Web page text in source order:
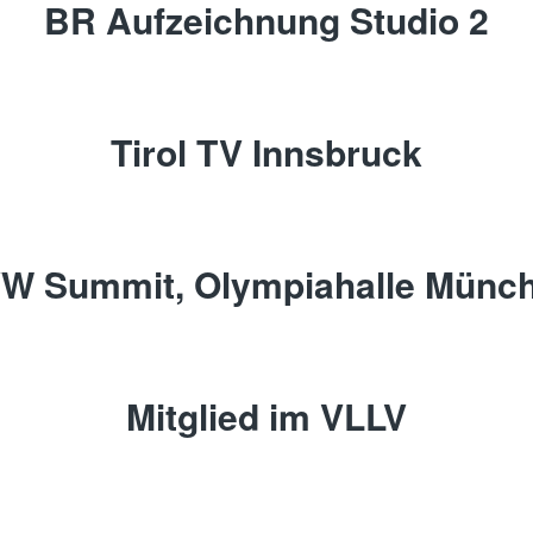
BR Aufzeichnung Studio 2
Tirol TV Innsbruck
Summit, Olympiahalle
Mitglied im VLLV